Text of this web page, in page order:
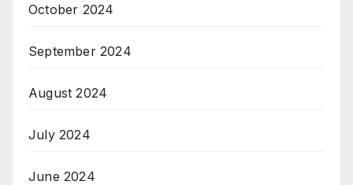
October 2024
September 2024
August 2024
July 2024
June 2024